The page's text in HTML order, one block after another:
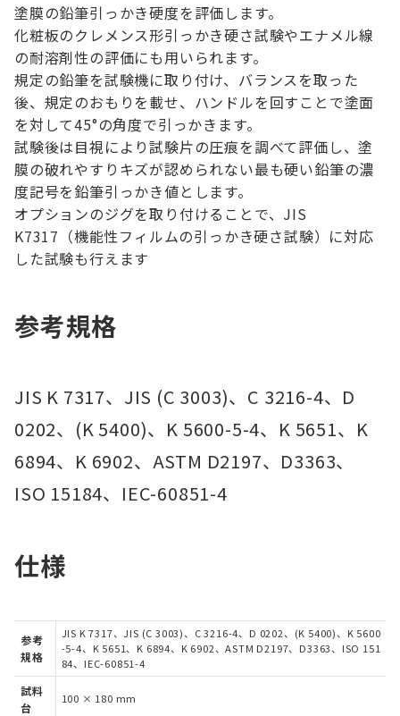
塗膜の鉛筆引っかき硬度を評価します。
化粧板のクレメンス形引っかき硬さ試験やエナメル線
の耐溶剤性の評価にも用いられます。
規定の鉛筆を試験機に取り付け、バランスを取った
後、規定のおもりを載せ、ハンドルを回すことで塗面
を対して45°の角度で引っかきます。
試験後は目視により試験片の圧痕を調べて評価し、塗
膜の破れやすりキズが認められない最も硬い鉛筆の濃
度記号を鉛筆引っかき値とします。
オプションのジグを取り付けることで、JIS
K7317（機能性フィルムの引っかき硬さ試験）に対応
した試験も行えます
参考規格
JIS K 7317、JIS (C 3003)、C 3216-4、D
0202、(K 5400)、K 5600-5-4、K 5651、K
6894、K 6902、ASTM D2197、D3363、
ISO 15184、IEC-60851-4
仕様
参考
規格
JIS K 7317、JIS (C 3003)、C 3216-4、D 0202、(K 5400)、K 5600
-5-4、K 5651、K 6894、K 6902、ASTM D2197、D3363、ISO 151
84、IEC-60851-4
試料
台
100 × 180 mm